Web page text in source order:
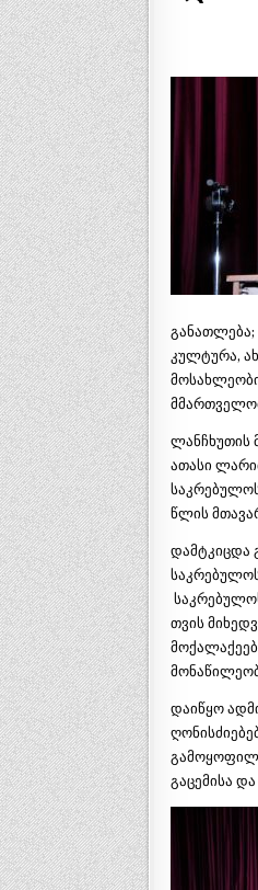
განათლება;
კულტურა,
ლანჩხუთის
ათასი
წლის
დამტკიცდა
საკრებულოს
თვის
დაიწყო
გაცემისა და